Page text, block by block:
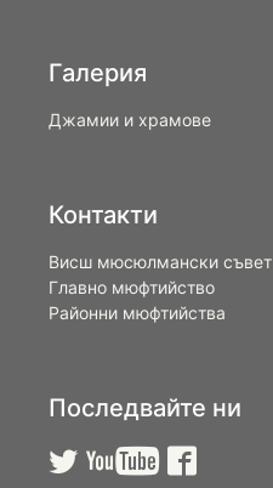
Галерия
Джамии и храмове
Контакти
Висш мюсюлмански съвет
Главно мюфтийство
Районни мюфтийства
Последвайте ни
  